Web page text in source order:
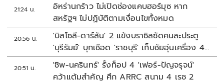
21:24 น.
อิหร่านกร้าว ไม่เปิดช่องแคบฮอร์มุซ หาก
สหรัฐฯ ไม่ปฏิบัติตามเงื่อนไขทั้งหมด
20:56 น.
'บิสโซลี-ดาร์ลัน' 2 แข้งบราซิลซัดคนละประตู
'บุรีรัมย์' บุกเชือด 'ราชบุรี' เก็บชัยอุ่นเครื่อง 4
นัดรวด
20:51 น.
'ชิพ-นครินทร์' รั้งท็อป 4 'เฟอร์-ปัญจรุจน์'
คว้าแต้มสำคัญ ศึก ARRC สนาม 4 เรซ 2